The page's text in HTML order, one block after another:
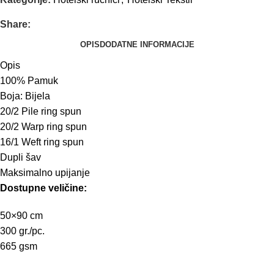
Share:
OPIS DODATNE INFORMACIJE
Opis
100% Pamuk
Boja: Bijela
20/2 Pile ring spun
20/2 Warp ring spun
16/1 Weft ring spun
Dupli šav
Maksimalno upijanje
Dostupne veličine:
50×90 cm
300 gr./pc.
665 gsm